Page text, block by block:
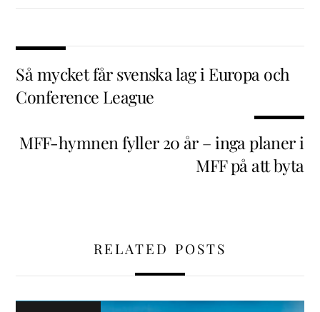
Så mycket får svenska lag i Europa och
Conference League
MFF-hymnen fyller 20 år – inga planer i
MFF på att byta
RELATED POSTS